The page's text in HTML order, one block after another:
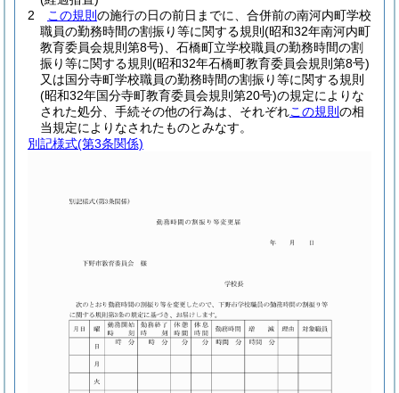
2
この規則 の施行の日の前日までに、合併前の南河内町学校
職員の勤務時間の割振り等に関する規則 (昭和32年南河内町
教育委員会規則第8号) 、石橋町立学校職員の勤務時間の割
振り等に関する規則 (昭和32年石橋町教育委員会規則第8号)
又は国分寺町学校職員の勤務時間の割振り等に関する規則
(昭和32年国分寺町教育委員会規則第20号)の規定によりな
された処分、手続その他の行為は、それぞれこの規則 の相
当規定によりなされたものとみなす。
別記様式(第3条関係)